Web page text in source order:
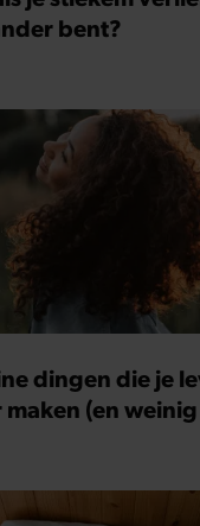
bent?
dingen die je
maken (en